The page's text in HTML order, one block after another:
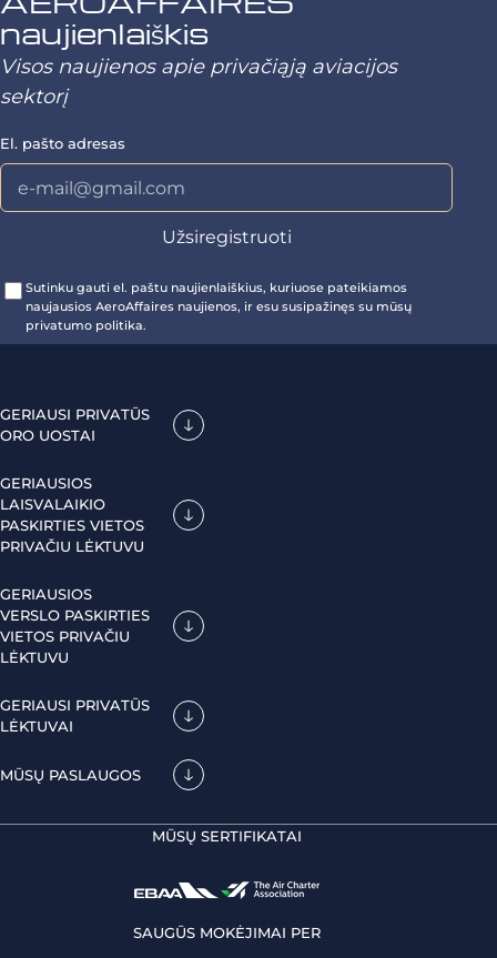
naujienlaiškis
Visos naujienos apie privačiąją aviacijos
sektorį
El. pašto adresas
Sutinku gauti el. paštu naujienlaiškius, kuriuose pateikiamos
naujausios AeroAffaires naujienos, ir esu susipažinęs su mūsų
privatumo politika.
GERIAUSI PRIVATŪS
ORO UOSTAI
GERIAUSIOS
LAISVALAIKIO
PASKIRTIES VIETOS
PRIVAČIU LĖKTUVU
GERIAUSIOS
VERSLO PASKIRTIES
VIETOS PRIVAČIU
LĖKTUVU
GERIAUSI PRIVATŪS
LĖKTUVAI
MŪSŲ PASLAUGOS
MŪSŲ SERTIFIKATAI
SAUGŪS MOKĖJIMAI PER